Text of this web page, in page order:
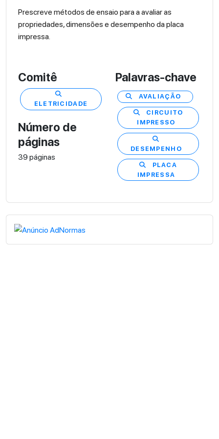
Prescreve métodos de ensaio para a avaliar as
propriedades, dimensões e desempenho da placa
impressa.
Comitê
ELETRICIDADE
Número de
páginas
39 páginas
Palavras-chave
AVALIAÇÃO
CIRCUITO
IMPRESSO
DESEMPENHO
PLACA
IMPRESSA